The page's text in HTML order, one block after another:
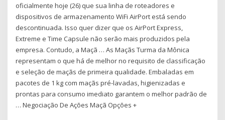
oficialmente hoje (26) que sua linha de roteadores e
dispositivos de armazenamento WiFi AirPort está sendo
descontinuada. Isso quer dizer que os AirPort Express,
Extreme e Time Capsule não serão mais produzidos pela
empresa. Contudo, a Maçã … As Maçãs Turma da Mônica
representam o que há de melhor no requisito de classificação
e seleção de maçãs de primeira qualidade. Embaladas em
pacotes de 1 kg com maçãs pré-lavadas, higienizadas e
prontas para consumo imediato garantem o melhor padrão de
… Negociação De Ações Maçã Opções +